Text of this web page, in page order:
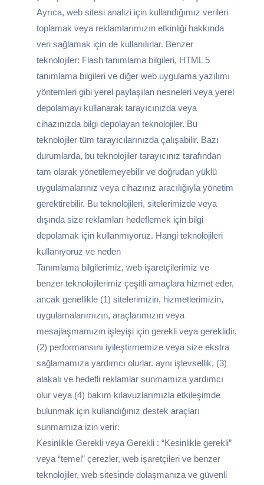
Ayrıca, web sitesi analizi için kullandığımız verileri
toplamak veya reklamlarımızın etkinliği hakkında
veri sağlamak için de kullanılırlar. Benzer
teknolojiler: Flash tanımlama bilgileri, HTML 5
tanımlama bilgileri ve diğer web uygulama yazılımı
yöntemleri gibi yerel paylaşılan nesneleri veya yerel
depolamayı kullanarak tarayıcınızda veya
cihazınızda bilgi depolayan teknolojiler. Bu
teknolojiler tüm tarayıcılarınızda çalışabilir. Bazı
durumlarda, bu teknolojiler tarayıcınız tarafından
tam olarak yönetilemeyebilir ve doğrudan yüklü
uygulamalarınız veya cihazınız aracılığıyla yönetim
gerektirebilir. Bu teknolojileri, sitelerimizde veya
dışında size reklamları hedeflemek için bilgi
depolamak için kullanmıyoruz. Hangi teknolojileri
kullanıyoruz ve neden
Tanımlama bilgilerimiz, web işaretçilerimiz ve
benzer teknolojilerimiz çeşitli amaçlara hizmet eder,
ancak genellikle (1) sitelerimizin, hizmetlerimizin,
uygulamalarımızın, araçlarımızın veya
mesajlaşmamızın işleyişi için gerekli veya gereklidir,
(2) performansını iyileştirmemize veya size ekstra
sağlamamıza yardımcı olurlar. aynı işlevsellik, (3)
alakalı ve hedefli reklamlar sunmamıza yardımcı
olur veya (4) bakım kılavuzlarımızla etkileşimde
bulunmak için kullandığınız destek araçları
sunmamıza izin verir:
Kesinlikle Gerekli veya Gerekli : “Kesinlikle gerekli”
veya “temel” çerezler, web işaretçileri ve benzer
teknolojiler, web sitesinde dolaşmanıza ve güvenli